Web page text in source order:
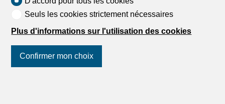
Grand, dans un cadre verdoyant et convivial. Pensées
pour répondre aux besoins d'aujourd'hui, ces villas offrent
séjour, trois chambres, une terrasse, un jardin privatif
d'aménagement. Les atouts du projet • Environnement
Seuls les cookies strictement nécessaires
Plus d'informations sur l'utilisation des cookies
Confirmer mon choix